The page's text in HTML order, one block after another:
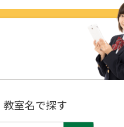
室名で探す